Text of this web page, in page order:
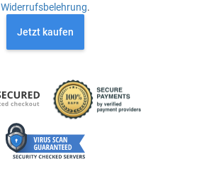
Widerrufsbelehrung.
Jetzt kaufen